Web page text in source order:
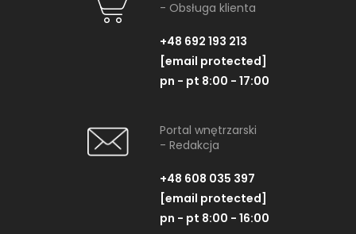
- Obsługa klienta
+48 692 193 213
[email protected]
pn - pt 8:00 - 17:00
Portal wnętrzarski
- Redakcja
+48 608 035 397
[email protected]
pn - pt 8:00 - 16:00